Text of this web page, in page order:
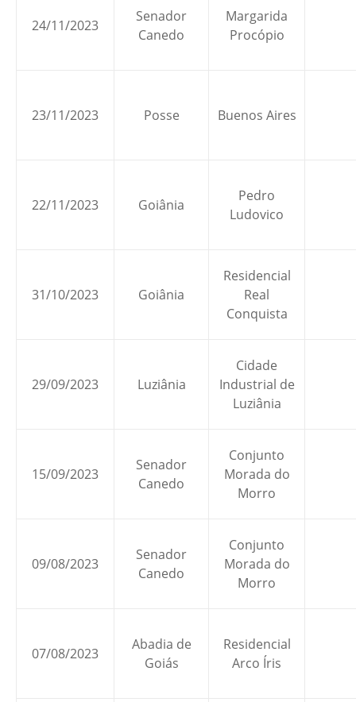
24/11/2023
Senador
Canedo
Margarida
Procópio
23/11/2023 Posse Buenos Aires
22/11/2023 Goiânia
Pedro
Ludovico
31/10/2023 Goiânia
Residencial
Real
Conquista
29/09/2023 Luziânia
Cidade
Industrial de
Luziânia
15/09/2023
Senador
Canedo
Conjunto
Morada do
Morro
09/08/2023
Senador
Canedo
Conjunto
Morada do
Morro
07/08/2023
Abadia de
Goiás
Residencial
Arco Íris